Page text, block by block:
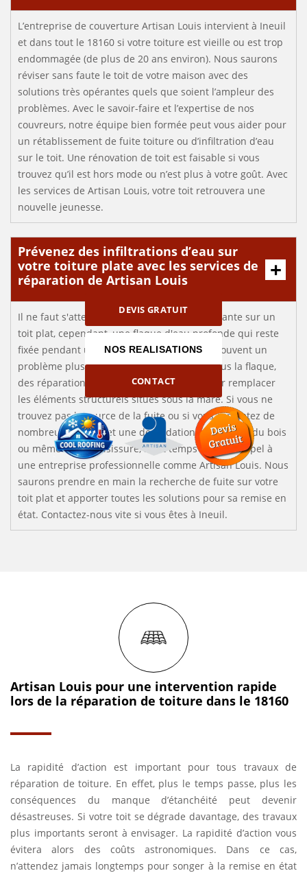
DEVIS GRATUIT
NOS REALISATIONS
CONTACT
L’entreprise de couverture Artisan Louis intervient à Ineuil
et dans tout le 18160 si votre toiture est vieille ou est trop
endommagée (de plus de 20 ans environ). Nous saurons
réviser sans faute le toit de votre maison avec des
solutions très opérantes quels que soient l’ampleur des
problèmes. Avec le savoir-faire et l’expertise de nos
couvreurs, notre équipe bien formée peut vous aider pour
un rétablissement de fuite toiture ou d’infiltration d’eau
sur le toit. Une rénovation de toit est faisable si vous
trouvez qu’il est hors mode ou n’est plus à votre goût. Avec
les services de Artisan Louis, votre toit retrouvera une
nouvelle jeunesse.
Prévenez des infiltrations d’eau sur
votre toiture plate avec les services de
réparation de Artisan Louis
Il ne faut s'attendre qu’à un peu d'eau stagnante sur un
toit plat, cependant, une flaque d'eau profonde qui reste
fixée pendant une longue période désigne souvent un
problème plus sérieux. Si le toit est épais sous la flaque,
des réparations devront être effectuées pour remplacer
les éléments structurels situés sous la mare. Si vous ne
trouvez pas la source de la fuite ou si vous constatez de
nombreuses fuites et une dégradation importante du bois
ou même de la moisissure, il est temps de faire appel à
une entreprise professionnelle comme Artisan Louis. Nous
saurons prendre en main la recherche de fuite sur votre
toit plat et apporter toutes les solutions pour sa remise en
état. Contactez-nous vite si vous êtes à Ineuil.
Artisan Louis pour une intervention rapide
lors de la réparation de toiture dans le 18160
La rapidité d’action est important pour tous travaux de
réparation de toiture. En effet, plus le temps passe, plus les
conséquences du manque d’étanchéité peut devenir
désastreuses. Si votre toit se dégrade davantage, des travaux
plus importants seront à envisager. La rapidité d’action vous
évitera alors des coûts astronomiques. Dans ce cas,
n’attendez jamais longtemps pour songer à la remise en état